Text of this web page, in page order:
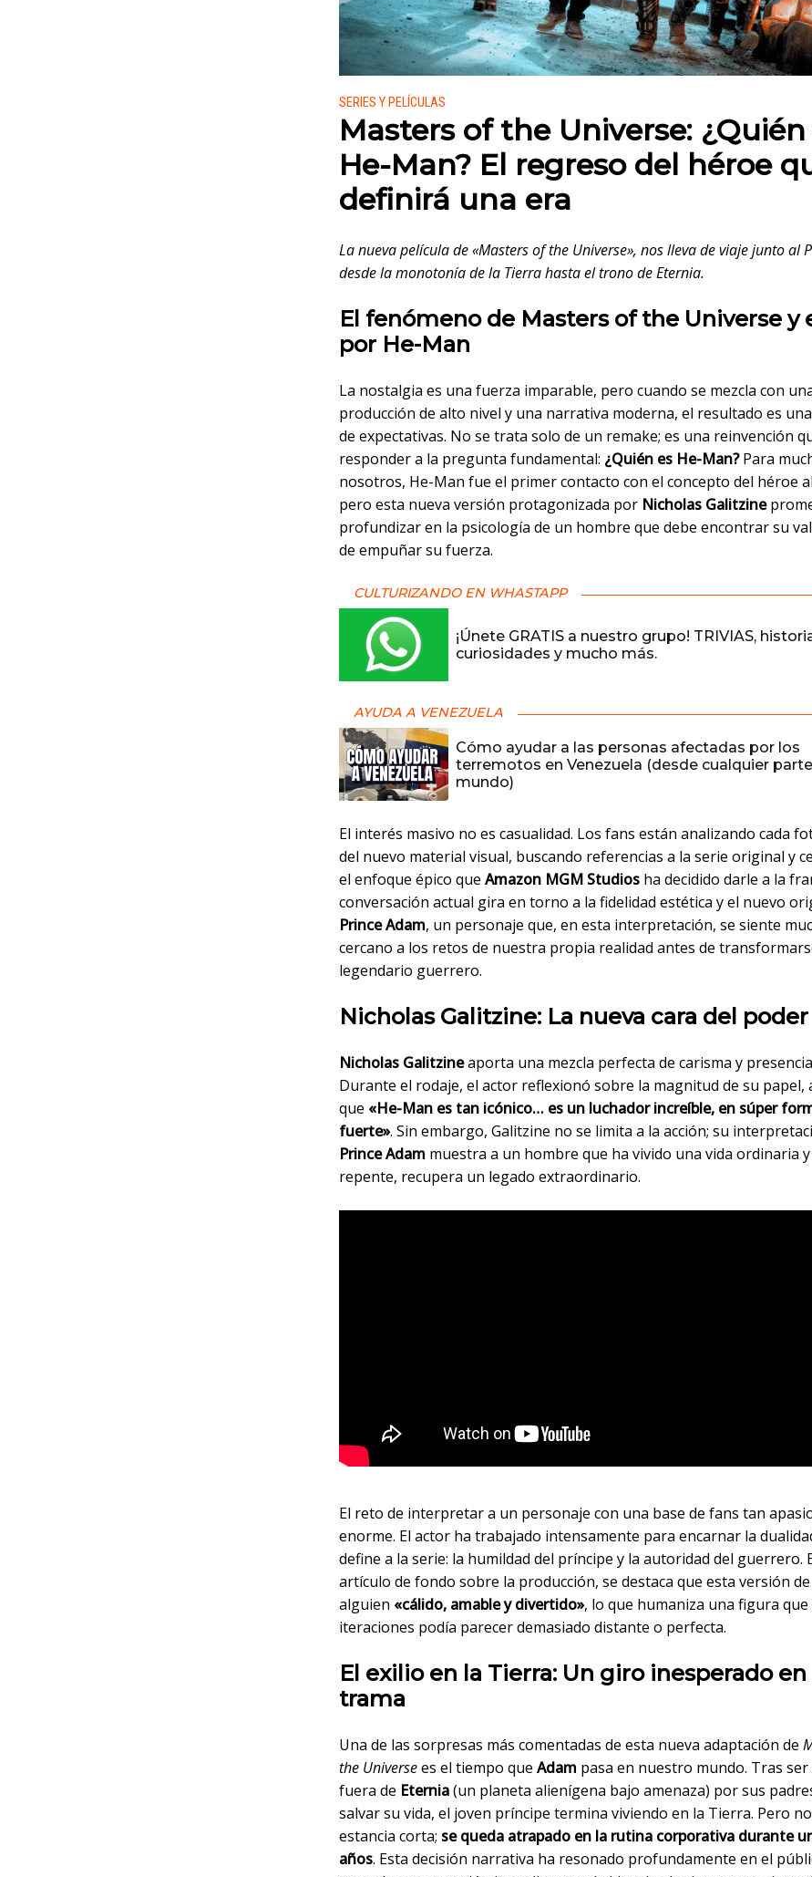
Publicado en:
SERIES Y PELÍCULAS
Masters of the Universe: ¿Quién
He-Man? El regreso del héroe
definirá una era
La nueva película de «Masters of the Universe», nos lleva de viaje junto al
desde la monotonía de la Tierra hasta el trono de Eternia.
El fenómeno de Masters of the Universe y
por He-Man
La nostalgia es una fuerza imparable, pero cuando se mezcla con
producción de alto nivel y una narrativa moderna, el resultado es
de expectativas. No se trata solo de un remake; es una reinvención
responder a la pregunta fundamental: ¿Quién es He-Man?Para
nosotros, He-Man fue el primer contacto con el concepto del héroe
pero esta nueva versión protagonizada por Nicholas Galitzine
profundizar en la psicología de un hombre que debe encontrar su
de empuñar su fuerza.
CULTURIZANDO EN WHASTAPP
¡Únete GRATIS a nuestro grupo! TRIVIAS,
curiosidades y mucho más.
AYUDA A VENEZUELA
Cómo ayudar a las personas afectadas por los
terremotos en Venezuela (desde cualquier
mundo)
El interés masivo no es casualidad. Los fans están analizando cada
del nuevo material visual, buscando referencias a la serie original y
el enfoque épico que Amazon MGM Studios ha decidido darle a la
conversación actual gira en torno a la fidelidad estética y el nuevo
Prince Adam, un personaje que, en esta interpretación, se siente
cercano a los retos de nuestra propia realidad antes de
legendario guerrero.
Nicholas Galitzine: La nueva cara del poder
Nicholas Galitzineaporta una mezcla perfecta de carisma y
Durante el rodaje, el actor reflexionó sobre la magnitud de su papel,
que «He-Man es tan icónico… es un luchador increíble, en súper
fuerte». Sin embargo, Galitzine no se limita a la acción; su
Prince Adam muestra a un hombre que ha vivido una vida ordinaria y
repente, recupera un legado extraordinario.
El reto de interpretar a un personaje con una base de fans tan
enorme. El actor ha trabajado intensamente para encarnar la
define a la serie: la humildad del príncipe y la autoridad del guerrero.
artículo de fondo sobre la producción, se destaca que esta versión de
alguien «cálido, amable y divertido», lo que humaniza una figura
iteraciones podía parecer demasiado distante o perfecta.
El exilio en la Tierra: Un giro inesperado en
trama
Una de las sorpresas más comentadas de esta nueva adaptación de
the Universees el tiempo que Adam pasa en nuestro mundo. Tras ser
fuera de Eternia(un planeta alienígena bajo amenaza) por sus
salvar su vida, el joven príncipe termina viviendo en la Tierra. Pero
estancia corta; se queda atrapado en la rutina corporativa durante
años. Esta decisión narrativa ha resonado profundamente en el